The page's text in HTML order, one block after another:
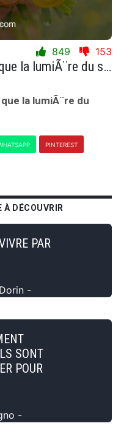
849 153
Lâ€™amour est Ã la vie ce que la lumiÃ¨re du soleil est aux vitres sales.
la lumiÃ¨re du
PINTEREST
À DÉCOUVRIR
PAR
-
SONT
POUR
-